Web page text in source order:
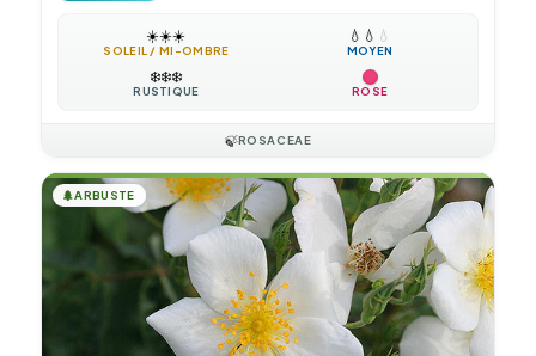
☀️☀️☀️
SOLEIL / MI-OMBRE
💧 💧 💧
MOYEN
❄️❄️❄️
RUSTIQUE ROSE
🍃ROSACEAE
🌲ARBUSTE